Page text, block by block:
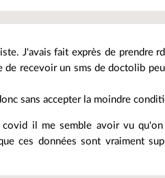
J'avais fait exprès de prendre
recevoir un sms de doctolib
sans accepter la moindre
il me semble avoir vu
ces données sont vraiment